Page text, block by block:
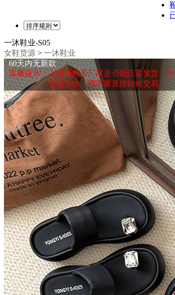
一沐鞋业-S05
女鞋货源 > 一沐鞋业
60天内无新款
温馨提示：上架请联系厂家是否能正常发货，
资金安全，请不要直接转账交易。